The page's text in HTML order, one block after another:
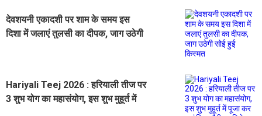
देवशयनी एकादशी पर शाम के समय इस
दिशा में जलाएं तुलसी का दीपक, जाग उठेगी
Hariyali Teej 2026 : हरियाली तीज पर
3 शुभ योग का महासंयोग, इस शुभ मुहूर्त में